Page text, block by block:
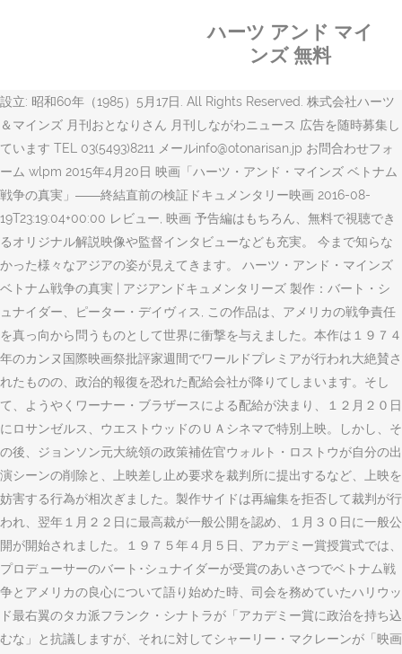
ハーツ アンド マイ
ンズ 無料
設立: 昭和60年（1985）5月17日. All Rights Reserved. 株式会社ハーツ
＆マインズ 月刊おとなりさん 月刊しながわニュース 広告を随時募集し
ています TEL 03(5493)8211 メールinfo@otonarisan.jp お問合わせフォ
ーム wlpm 2015年4月20日 映画「ハーツ・アンド・マインズ ベトナム
戦争の真実」――終結直前の検証ドキュメンタリー映画 2016-08-
19T23:19:04+00:00 レビュー, 映画 予告編はもちろん、無料で視聴でき
るオリジナル解説映像や監督インタビューなども充実。 今まで知らな
かった様々なアジアの姿が見えてきます。 ハーツ・アンド・マインズ
ベトナム戦争の真実 | アジアンドキュメンタリーズ 製作：バート・シ
ュナイダー、ピーター・デイヴィス, この作品は、アメリカの戦争責任
を真っ向から問うものとして世界に衝撃を与えました。本作は１９７４
年のカンヌ国際映画祭批評家週間でワールドプレミアが行われ大絶賛さ
れたものの、政治的報復を恐れた配給会社が降りてしまいます。そし
て、ようやくワーナー・ブラザースによる配給が決まり、１２月２０日
にロサンゼルス、ウエストウッドのＵＡシネマで特別上映。しかし、そ
の後、ジョンソン元大統領の政策補佐官ウォルト・ロストウが自分の出
演シーンの削除と、上映差し止め要求を裁判所に提出するなど、上映を
妨害する行為が相次ぎました。製作サイドは再編集を拒否して裁判が行
われ、翌年１月２２日に最高裁が一般公開を認め、１月３０日に一般公
開が開始されました。１９７５年４月５日、アカデミー賞授賞式では、
プロデューサーのバート･シュナイダーが受賞のあいさつでベトナム戦
争とアメリカの良心について語り始めた時、司会を務めていたハリウッ
ド最右翼のタカ派フランク・シナトラが「アカデミー賞に政治を持ち込
むな」と抗議しますが、それに対してシャーリー・マクレーンが「映画